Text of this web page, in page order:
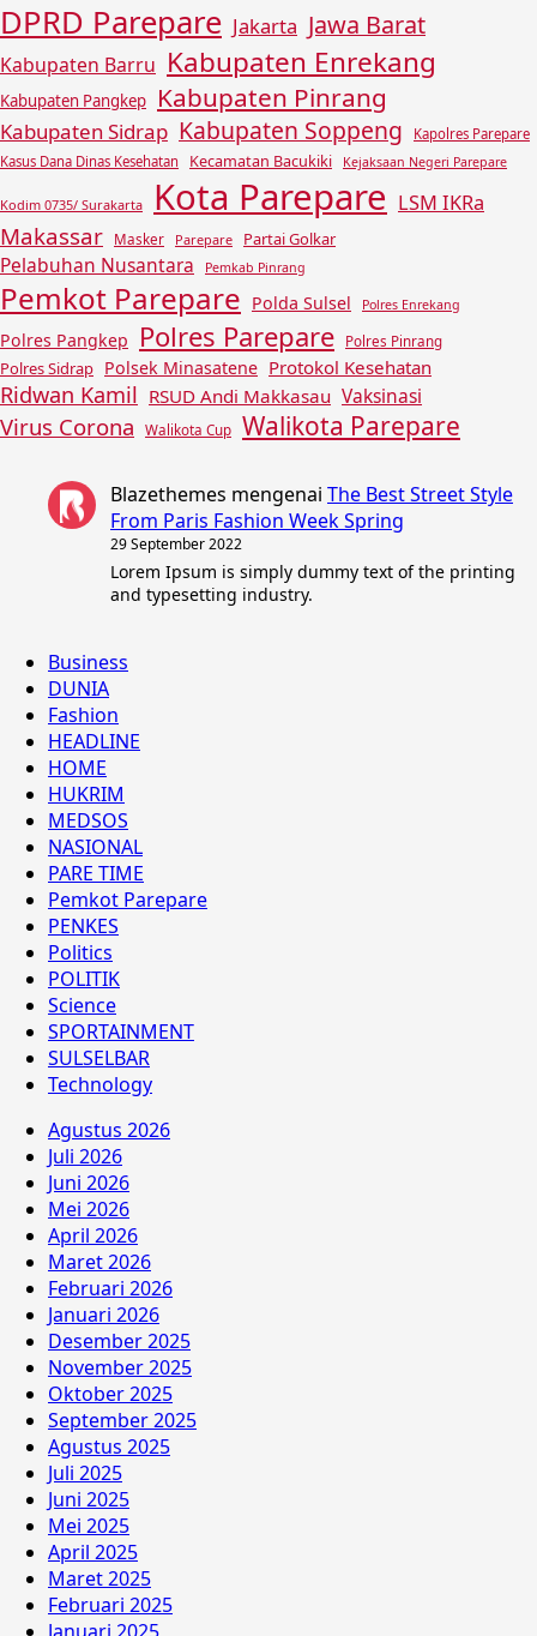
DPRD Parepare Jakarta Jawa Barat
Kabupaten Barru Kabupaten Enrekang
Kabupaten Pangkep Kabupaten Pinrang
Kabupaten Sidrap Kabupaten Soppeng
Kapolres Parepare
Kasus Dana Dinas Kesehatan
Kecamatan Bacukiki Kejaksaan Negeri Parepare
Kodim 0735/ Surakarta Kota Parepare LSM IKRa
Makassar Masker Parepare Partai Golkar
Pelabuhan Nusantara Pemkab Pinrang
Pemkot Parepare Polda Sulsel Polres Enrekang
Polres Pangkep Polres Parepare Polres Pinrang
Polres Sidrap Polsek Minasatene Protokol Kesehatan
Ridwan Kamil RSUD Andi Makkasau Vaksinasi
Virus Corona Walikota Cup Walikota Parepare
Blazethemes mengenai The Best Street Style
From Paris Fashion Week Spring
29 September 2022
Lorem Ipsum is simply dummy text of the printing
and typesetting industry.
Business
DUNIA
Fashion
HEADLINE
HOME
HUKRIM
MEDSOS
NASIONAL
PARE TIME
Pemkot Parepare
PENKES
Politics
POLITIK
Science
SPORTAINMENT
SULSELBAR
Technology
Agustus 2026
Juli 2026
Juni 2026
Mei 2026
April 2026
Maret 2026
Februari 2026
Januari 2026
Desember 2025
November 2025
Oktober 2025
September 2025
Agustus 2025
Juli 2025
Juni 2025
Mei 2025
April 2025
Maret 2025
Februari 2025